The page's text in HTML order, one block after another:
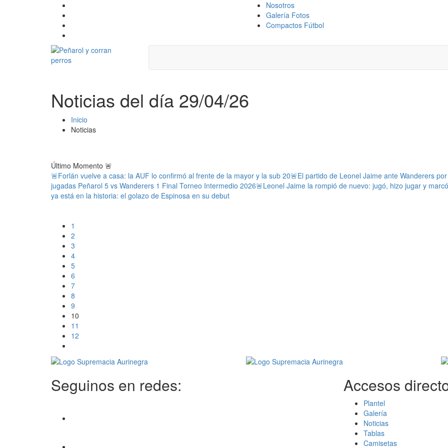
Nosotros
Galería Fotos
Compactos Fútbol
Noticias del día 29/04/26
Inicio
Noticias
Último Momento 🚨
🚨Forlán vuelve a casa: la AUF lo confirmó al frente de la mayor y la sub 20🚨El partido de Leonel Jaime ante Wanderers
jugadas Peñarol 5 vs Wanderers 1 Final Torneo Intermedio 2026🚨Leonel Jaime la rompió de nuevo: jugó, hizo jugar y
ya está en la historia: el golazo de Espinosa en su debut
1
2
3
4
5
6
7
8
9
10
11
12
Seguinos en redes: Accesos
Plantel
Galería
Noticias
Tablas
Camisetas